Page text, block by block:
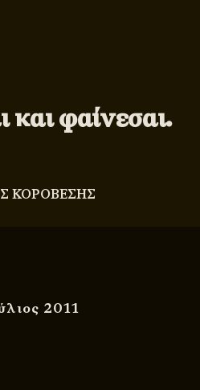
και φαίνεσαι.
ΚΟΡΟΒΕΣΗΣ
2011